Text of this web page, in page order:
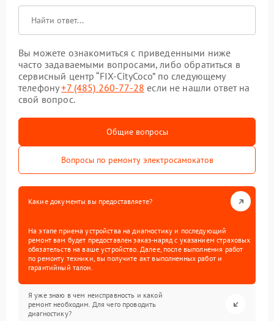
Вы можете ознакомиться с приведенными ниже
часто задаваемыми вопросами, либо обратиться в
сервисный центр “FIX-CityCoco” по следующему
телефону+7 (485) 260-77-28 если не нашли ответ на
свой вопрос.
Общие вопросы
Вопросы по ремонту электросамокатов
Какие документы вы предоставляете?
На этапе приема устройства на диагностику и последующий
ремонт вам будет предоставлен заказ-наряд с указанием страховых
обязательств на ваше устройство. Далее, после выполнения работ
по ремонту техники, вы получите акт выполненных работ и
гарантийный талон.
Я уже знаю в чем неисправность и какой
ремонт необходим. Для чего проводить
диагностику?